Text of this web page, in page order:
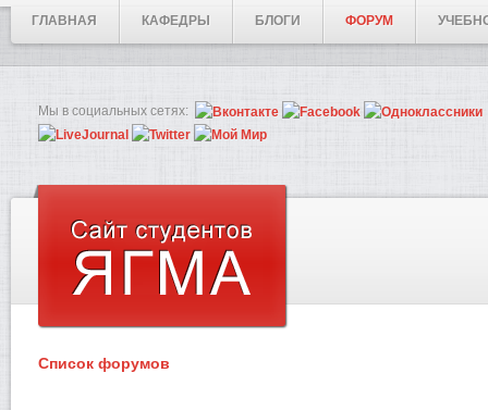
ГЛАВНАЯ КАФЕДРЫ БЛОГИ ФОРУМ
Мы в социальных сетях:
Список форумов